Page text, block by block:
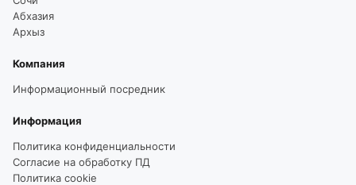
Абхазия
Архыз
Компания
Информационный посредник
Информация
Политика конфиденциальности
Согласие на обработку ПД
Политика cookie